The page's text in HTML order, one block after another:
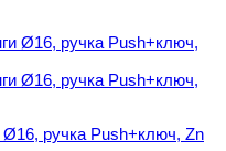
ручка Push+ключ, Zn
ручка Push+ключ, Zn